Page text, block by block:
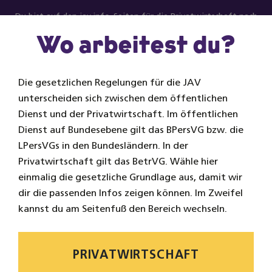
Du bist auf den jav.info-Seiten für die Privatwirtschaft nach
Wo arbeitest du?
Die gesetzlichen Regelungen für die JAV
unterscheiden sich zwischen dem öffentlichen
Dienst und der Privatwirtschaft. Im öffentlichen
Dienst auf Bundesebene gilt das BPersVG bzw. die
LPersVGs in den Bundesländern. In der
Privatwirtschaft gilt das BetrVG. Wähle hier
einmalig die gesetzliche Grundlage aus, damit wir
dir die passenden Infos zeigen können. Im Zweifel
kannst du am Seitenfuß den Bereich wechseln.
PRIVATWIRTSCHAFT